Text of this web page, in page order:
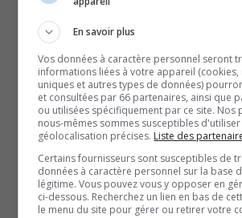
l’Outaouais à l’Assemblée nationale, en
de la ville.
« Je trouve qu’on a été muets depuis
Je comprends que ce n’est pas
politique, mais on va sans doute me le
mais bon sang, quand on promet
quand on avance quelque chose – c’est
n’avance pas trop de choses
de ce qu’on va faire, et il faut livrer. »
En savoir plus
Vos données à caractère personnel seront
informations liées à votre appareil
uniques et autres types de données)
et consultées par 66 partenaires, ainsi que
ou utilisées spécifiquement par ce site. Nos
nous-mêmes sommes susceptibles
géolocalisation précises. Liste des
Certains fournisseurs sont susceptibles de
données à caractère personnel sur la base
légitime. Vous pouvez vous y opposer en
ci-dessous. Recherchez un lien en bas de
le menu du site pour gérer ou retirer votre